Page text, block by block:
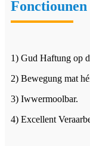
Fonctiounen
1) Gud Haftung op
2) Bewegung mat
3) Iwwermoolbar.
4) Excellent